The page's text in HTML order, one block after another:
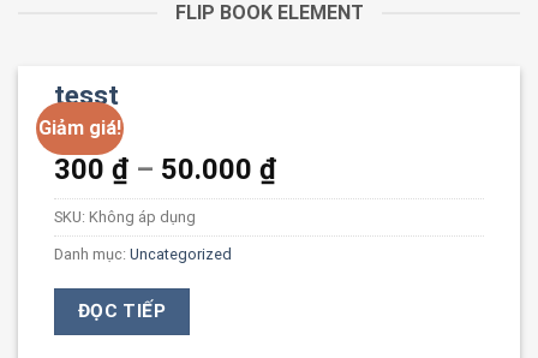
FLIP BOOK ELEMENT
Giảm giá!
tesst
300 ₫ – 50.000 ₫Khoảng
giá:
SKU: Không áp dụng
Danh mục: Uncategorized
ĐỌC TIẾP